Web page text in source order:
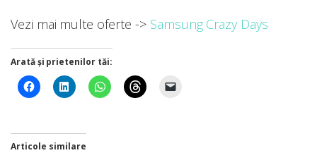
Vezi mai multe oferte -> Samsung Crazy Days
Arată și prietenilor tăi:
Articole similare